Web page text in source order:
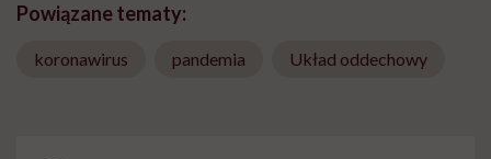
Powiązane tematy:
koronawirus pandemia Układ oddechowy